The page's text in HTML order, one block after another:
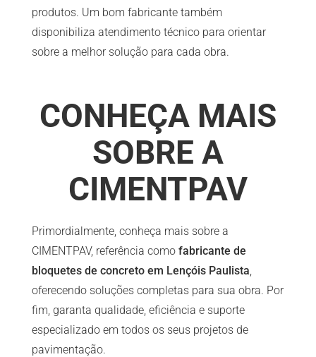
produtos. Um bom fabricante também
disponibiliza atendimento técnico para orientar
sobre a melhor solução para cada obra.
CONHEÇA MAIS
SOBRE A
CIMENTPAV
Primordialmente, conheça mais sobre a
CIMENTPAV, referência como fabricante de
bloquetes de concreto em Lençóis Paulista,
oferecendo soluções completas para sua obra. Por
fim, garanta qualidade, eficiência e suporte
especializado em todos os seus projetos de
pavimentação.